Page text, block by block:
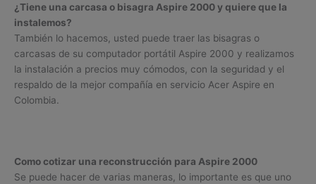
¿Tiene una carcasa o bisagra Aspire 2000 y quiere que la
instalemos?
También lo hacemos, usted puede traer las bisagras o
carcasas de su computador portátil Aspire 2000 y realizamos
la instalación a precios muy cómodos, con la seguridad y el
respaldo de la mejor compañía en servicio Acer Aspire en
Colombia.
Como cotizar una reconstrucción para Aspire 2000
Se puede hacer de varias maneras, lo importante es que uno